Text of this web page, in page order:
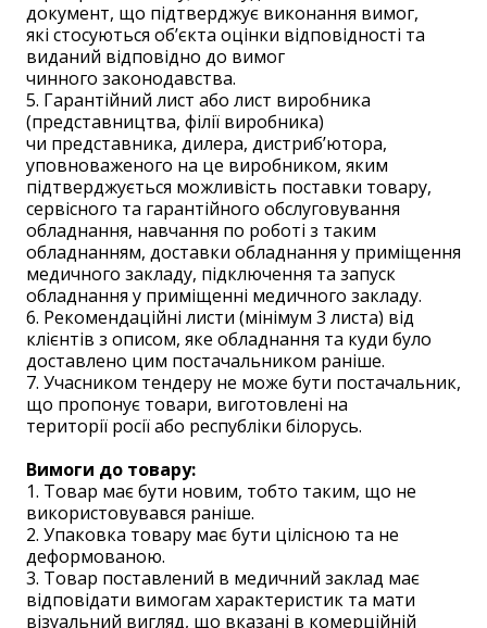
документ, що підтверджує виконання вимог,
які стосуються об’єкта оцінки відповідності та
виданий відповідно до вимог
чинного законодавства.
5. Гарантійний лист або лист виробника
(представництва, філії виробника)
чи представника, дилера, дистриб’ютора,
уповноваженого на це виробником, яким
підтверджується можливість поставки товару,
сервісного та гарантійного обслуговування
обладнання, навчання по роботі з таким
обладнанням, доставки обладнання у приміщення
медичного закладу, підключення та запуск
обладнання у приміщенні медичного закладу.
6. Рекомендаційні листи (мінімум 3 листа) від
клієнтів з описом, яке обладнання та куди було
доставлено цим постачальником раніше.
7. Учасником тендеру не може бути постачальник,
що пропонує товари, виготовлені на
території росії або республіки білорусь.
Вимоги до товару:
1. Товар має бути новим, тобто таким, що не
використовувався раніше.
2. Упаковка товару має бути цілісною та не
деформованою.
3. Товар поставлений в медичний заклад має
відповідати вимогам характеристик та мати
візуальний вигляд, що вказані в комерційній